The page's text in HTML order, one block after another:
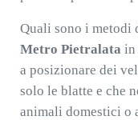
Quali sono i metodi
Metro Pietralata in
a posizionare dei
solo le blatte e che
animali domestici o